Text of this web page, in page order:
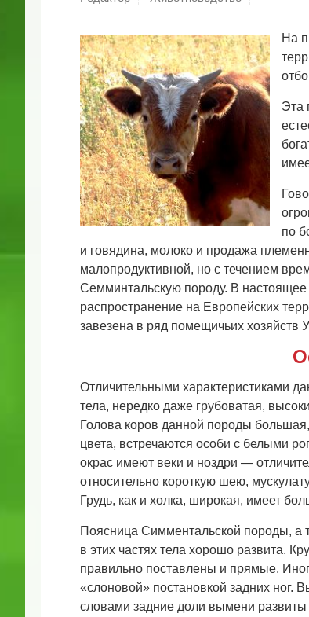
На
Эта
по
и говядина, молоко и продажа
малопродуктивной, но с течением
Семминтальскую породу. В
распространение на Европейских
завезена в ряд помещичьих хозяйств
Отличительными характеристиками
тела, нередко даже грубоватая,
Голова коров данной породы
цвета, встречаются особи с белыми
окрас имеют веки и ноздри —
относительно короткую шею,
Грудь, как и холка, широкая, имеет
Поясница Симментальской породы, а
в этих частях тела хорошо развита.
правильно поставлены и прямые.
«слоновой» постановкой задних ног.
словами задние доли вымени